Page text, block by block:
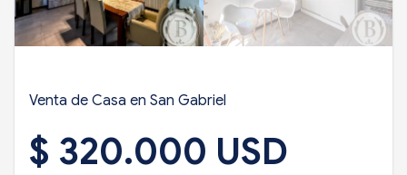
Venta de Casa en San Gabriel
$ 320.000 USD